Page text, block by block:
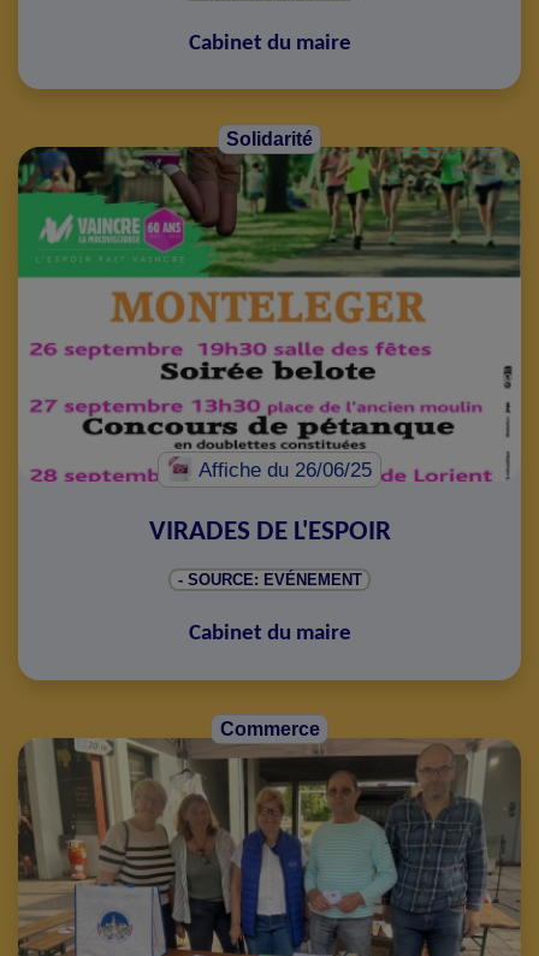
Cabinet du maire
Solidarité
Affiche du 26/06/25
VIRADES DE L'ESPOIR
- SOURCE: EVÉNEMENT
Cabinet du maire
Commerce